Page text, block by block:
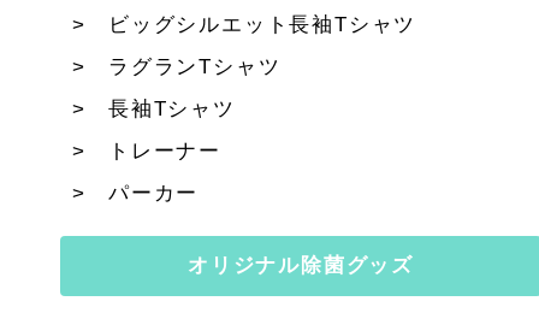
ビッグシルエット長袖Tシャツ
ラグランTシャツ
長袖Tシャツ
トレーナー
パーカー
オリジナル除菌グッズ